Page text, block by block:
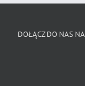
DOŁĄCZ DO NAS